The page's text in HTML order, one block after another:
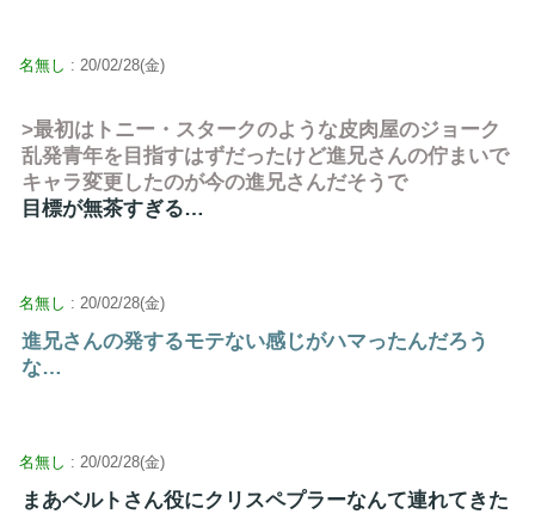
名無し : 20/02/28(金)
>最初はトニー・スタークのような皮肉屋のジョーク
乱発青年を目指すはずだったけど進兄さんの佇まいで
キャラ変更したのが今の進兄さんだそうで
目標が無茶すぎる…
名無し : 20/02/28(金)
進兄さんの発するモテない感じがハマったんだろう
な…
名無し : 20/02/28(金)
まあベルトさん役にクリスペプラーなんて連れてきた